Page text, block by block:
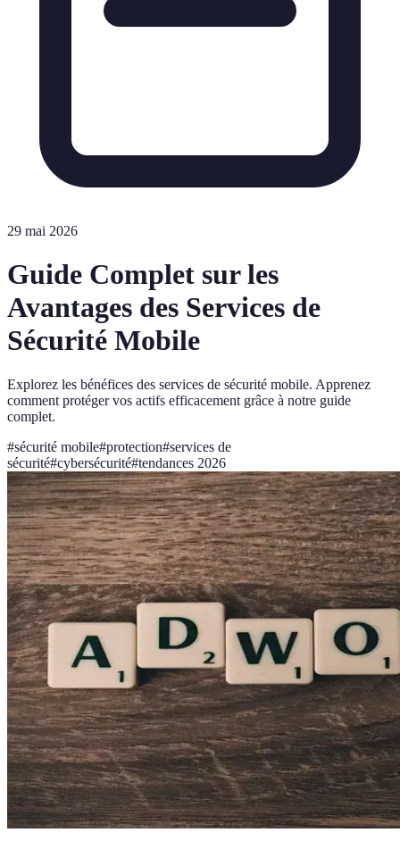
29 mai 2026
Guide Complet sur les
Avantages des Services de
Sécurité Mobile
Explorez les bénéfices des services de sécurité mobile. Apprenez
comment protéger vos actifs efficacement grâce à notre guide
complet.
#sécurité mobile#protection#services de
sécurité#cybersécurité#tendances 2026